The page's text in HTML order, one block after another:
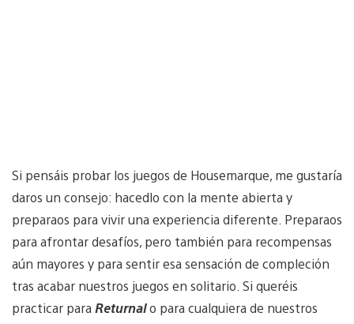
Si pensáis probar los juegos de Housemarque, me gustaría
daros un consejo: hacedlo con la mente abierta y
preparaos para vivir una experiencia diferente. Preparaos
para afrontar desafíos, pero también para recompensas
aún mayores y para sentir esa sensación de compleción
tras acabar nuestros juegos en solitario. Si queréis
practicar para Returnalo para cualquiera de nuestros